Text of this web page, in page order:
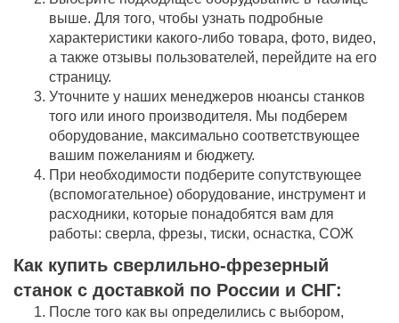
выше. Для того, чтобы узнать подробные
характеристики какого-либо товара, фото, видео,
а также отзывы пользователей, перейдите на его
страницу.
Уточните у наших менеджеров нюансы станков
того или иного производителя. Мы подберем
оборудование, максимально соответствующее
вашим пожеланиям и бюджету.
При необходимости подберите сопутствующее
(вспомогательное) оборудование, инструмент и
расходники, которые понадобятся вам для
работы: сверла, фрезы, тиски, оснастка, СОЖ
Как купить сверлильно-фрезерный
станок c доставкой по России и СНГ:
После того как вы определились с выбором,